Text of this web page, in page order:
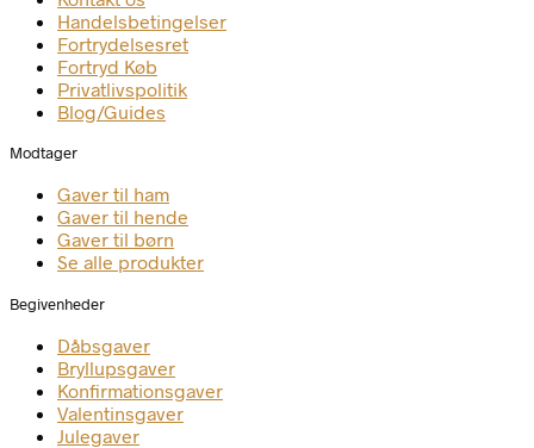
Handelsbetingelser
Fortrydelsesret
Fortryd Køb
Privatlivspolitik
Blog/Guides
Modtager
Gaver til ham
Gaver til hende
Gaver til børn
Se alle produkter
Begivenheder
Dåbsgaver
Bryllupsgaver
Konfirmationsgaver
Valentinsgaver
Julegaver